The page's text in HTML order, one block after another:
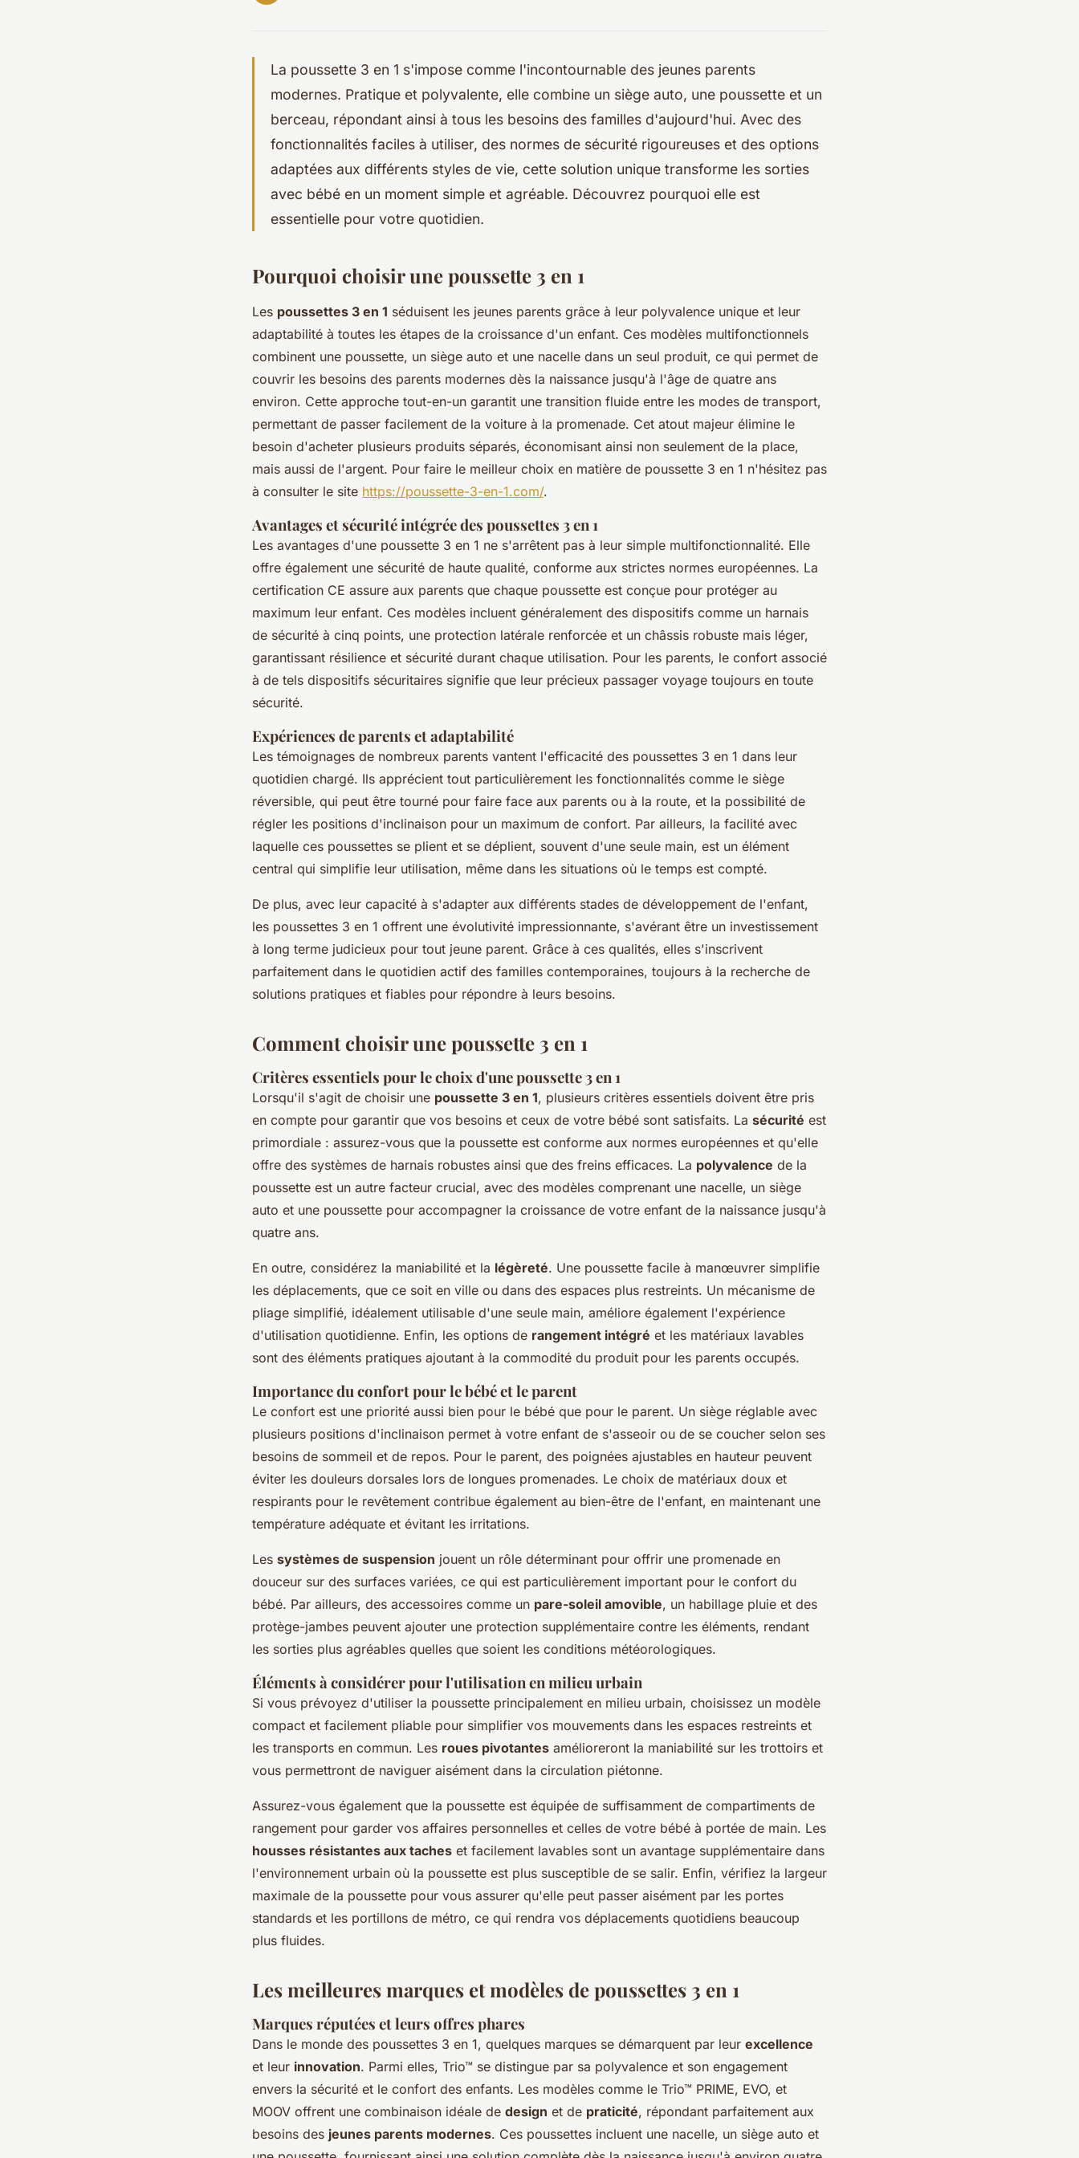
La poussette 3 en 1 s'impose comme l'incontournable des jeunes parents
modernes. Pratique et polyvalente, elle combine un siège auto, une poussette et un
berceau, répondant ainsi à tous les besoins des familles d'aujourd'hui. Avec des
fonctionnalités faciles à utiliser, des normes de sécurité rigoureuses et des options
adaptées aux différents styles de vie, cette solution unique transforme les sorties
avec bébé en un moment simple et agréable. Découvrez pourquoi elle est
essentielle pour votre quotidien.
Pourquoi choisir une poussette 3 en 1
Les poussettes 3 en 1 séduisent les jeunes parents grâce à leur polyvalence unique et leur
adaptabilité à toutes les étapes de la croissance d'un enfant. Ces modèles multifonctionnels
combinent une poussette, un siège auto et une nacelle dans un seul produit, ce qui permet de
couvrir les besoins des parents modernes dès la naissance jusqu'à l'âge de quatre ans
environ. Cette approche tout-en-un garantit une transition fluide entre les modes de transport,
permettant de passer facilement de la voiture à la promenade. Cet atout majeur élimine le
besoin d'acheter plusieurs produits séparés, économisant ainsi non seulement de la place,
mais aussi de l'argent. Pour faire le meilleur choix en matière de poussette 3 en 1 n'hésitez pas
à consulter le site https://poussette-3-en-1.com/.
Avantages et sécurité intégrée des poussettes 3 en 1
Les avantages d'une poussette 3 en 1 ne s'arrêtent pas à leur simple multifonctionnalité. Elle
offre également une sécurité de haute qualité, conforme aux strictes normes européennes. La
certification CE assure aux parents que chaque poussette est conçue pour protéger au
maximum leur enfant. Ces modèles incluent généralement des dispositifs comme un harnais
de sécurité à cinq points, une protection latérale renforcée et un châssis robuste mais léger,
garantissant résilience et sécurité durant chaque utilisation. Pour les parents, le confort associé
à de tels dispositifs sécuritaires signifie que leur précieux passager voyage toujours en toute
sécurité.
Expériences de parents et adaptabilité
Les témoignages de nombreux parents vantent l'efficacité des poussettes 3 en 1 dans leur
quotidien chargé. Ils apprécient tout particulièrement les fonctionnalités comme le siège
réversible, qui peut être tourné pour faire face aux parents ou à la route, et la possibilité de
régler les positions d'inclinaison pour un maximum de confort. Par ailleurs, la facilité avec
laquelle ces poussettes se plient et se déplient, souvent d'une seule main, est un élément
central qui simplifie leur utilisation, même dans les situations où le temps est compté.
De plus, avec leur capacité à s'adapter aux différents stades de développement de l'enfant,
les poussettes 3 en 1 offrent une évolutivité impressionnante, s'avérant être un investissement
à long terme judicieux pour tout jeune parent. Grâce à ces qualités, elles s'inscrivent
parfaitement dans le quotidien actif des familles contemporaines, toujours à la recherche de
solutions pratiques et fiables pour répondre à leurs besoins.
Comment choisir une poussette 3 en 1
Critères essentiels pour le choix d'une poussette 3 en 1
Lorsqu'il s'agit de choisir une poussette 3 en 1, plusieurs critères essentiels doivent être pris
en compte pour garantir que vos besoins et ceux de votre bébé sont satisfaits. La sécurité est
primordiale : assurez-vous que la poussette est conforme aux normes européennes et qu'elle
offre des systèmes de harnais robustes ainsi que des freins efficaces. La polyvalence de la
poussette est un autre facteur crucial, avec des modèles comprenant une nacelle, un siège
auto et une poussette pour accompagner la croissance de votre enfant de la naissance jusqu'à
quatre ans.
En outre, considérez la maniabilité et la légèreté. Une poussette facile à manœuvrer simplifie
les déplacements, que ce soit en ville ou dans des espaces plus restreints. Un mécanisme de
pliage simplifié, idéalement utilisable d'une seule main, améliore également l'expérience
d'utilisation quotidienne. Enfin, les options de rangement intégré et les matériaux lavables
sont des éléments pratiques ajoutant à la commodité du produit pour les parents occupés.
Importance du confort pour le bébé et le parent
Le confort est une priorité aussi bien pour le bébé que pour le parent. Un siège réglable avec
plusieurs positions d'inclinaison permet à votre enfant de s'asseoir ou de se coucher selon ses
besoins de sommeil et de repos. Pour le parent, des poignées ajustables en hauteur peuvent
éviter les douleurs dorsales lors de longues promenades. Le choix de matériaux doux et
respirants pour le revêtement contribue également au bien-être de l'enfant, en maintenant une
température adéquate et évitant les irritations.
Les systèmes de suspension jouent un rôle déterminant pour offrir une promenade en
douceur sur des surfaces variées, ce qui est particulièrement important pour le confort du
bébé. Par ailleurs, des accessoires comme un pare-soleil amovible, un habillage pluie et des
protège-jambes peuvent ajouter une protection supplémentaire contre les éléments, rendant
les sorties plus agréables quelles que soient les conditions météorologiques.
Éléments à considérer pour l'utilisation en milieu urbain
Si vous prévoyez d'utiliser la poussette principalement en milieu urbain, choisissez un modèle
compact et facilement pliable pour simplifier vos mouvements dans les espaces restreints et
les transports en commun. Les roues pivotantes amélioreront la maniabilité sur les trottoirs et
vous permettront de naviguer aisément dans la circulation piétonne.
Assurez-vous également que la poussette est équipée de suffisamment de compartiments de
rangement pour garder vos affaires personnelles et celles de votre bébé à portée de main. Les
housses résistantes aux taches et facilement lavables sont un avantage supplémentaire dans
l'environnement urbain où la poussette est plus susceptible de se salir. Enfin, vérifiez la largeur
maximale de la poussette pour vous assurer qu'elle peut passer aisément par les portes
standards et les portillons de métro, ce qui rendra vos déplacements quotidiens beaucoup
plus fluides.
Les meilleures marques et modèles de poussettes 3 en 1
Marques réputées et leurs offres phares
Dans le monde des poussettes 3 en 1, quelques marques se démarquent par leur excellence
et leur innovation. Parmi elles, Trio™ se distingue par sa polyvalence et son engagement
envers la sécurité et le confort des enfants. Les modèles comme le Trio™ PRIME, EVO, et
MOOV offrent une combinaison idéale de design et de praticité, répondant parfaitement aux
besoins des jeunes parents modernes. Ces poussettes incluent une nacelle, un siège auto et